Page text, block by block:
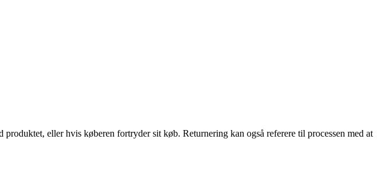
eller hvis køberen fortryder sit køb. Returnering kan også referere til processen med at